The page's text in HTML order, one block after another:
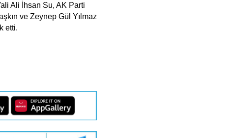
Ali İhsan Su, AK Parti
ve Zeynep Gül Yılmaz
etti.